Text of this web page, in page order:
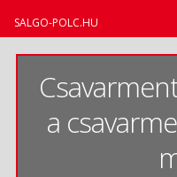
a
SALGO-POLC.HU